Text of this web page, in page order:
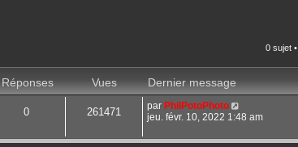
0 sujet
Réponses Vues
Dernier message
0 261471 par PhilPotoPhoto
jeu. févr. 10, 2022 1:48 am